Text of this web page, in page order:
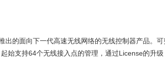
出的面向下一代高速无线网络的无线控制器产品。
始支持64个无线接入点的管理，通过License的升级